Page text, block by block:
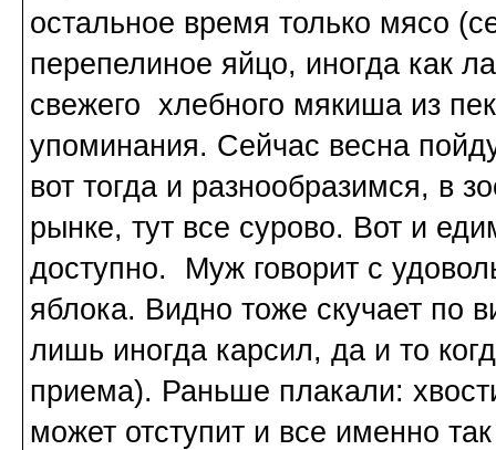
остальное время только мясо
перепелиное яйцо, иногда как
свежего хлебного мякиша из
упоминания. Сейчас весна
вот тогда и разнообразимся, в
рынке, тут все сурово. Вот и
доступно. Муж говорит с
яблока. Видно тоже скучает по
лишь иногда карсил, да и то
приема). Раньше плакали:
может отступит и все именно